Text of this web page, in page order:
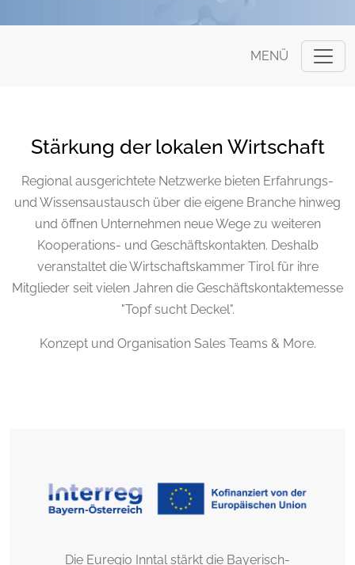
MENÜ
Stärkung der lokalen Wirtschaft
Regional ausgerichtete Netzwerke bieten Erfahrungs-
und Wissensaustausch über die eigene Branche hinweg
und öffnen Unternehmen neue Wege zu weiteren
Kooperations- und Geschäftskontakten. Deshalb
veranstaltet die Wirtschaftskammer Tirol für ihre
Mitglieder seit vielen Jahren die Geschäftskontaktemesse
"Topf sucht Deckel".
Konzept und Organisation Sales Teams & More.
Die Euregio Inntal stärkt die Bayerisch-